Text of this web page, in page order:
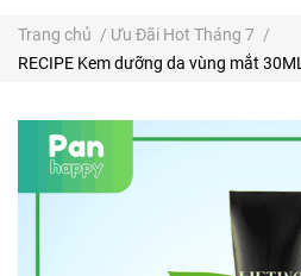
Trang chủ / Ưu Đãi Hot Tháng 7 /
RECIPE Kem dưỡng da vùng mắt 30ML